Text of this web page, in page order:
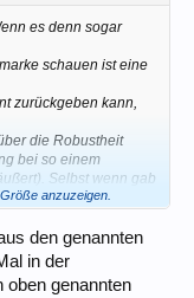
es denn sogar
schauen ist eine
zurückgeben kann,
die Robustheit
bei so einem
Selbst wenn gab
Modell ist nicht
gebrauchten
"Vintage".
anzuzeigen.
den genannten
in der
oben genannten